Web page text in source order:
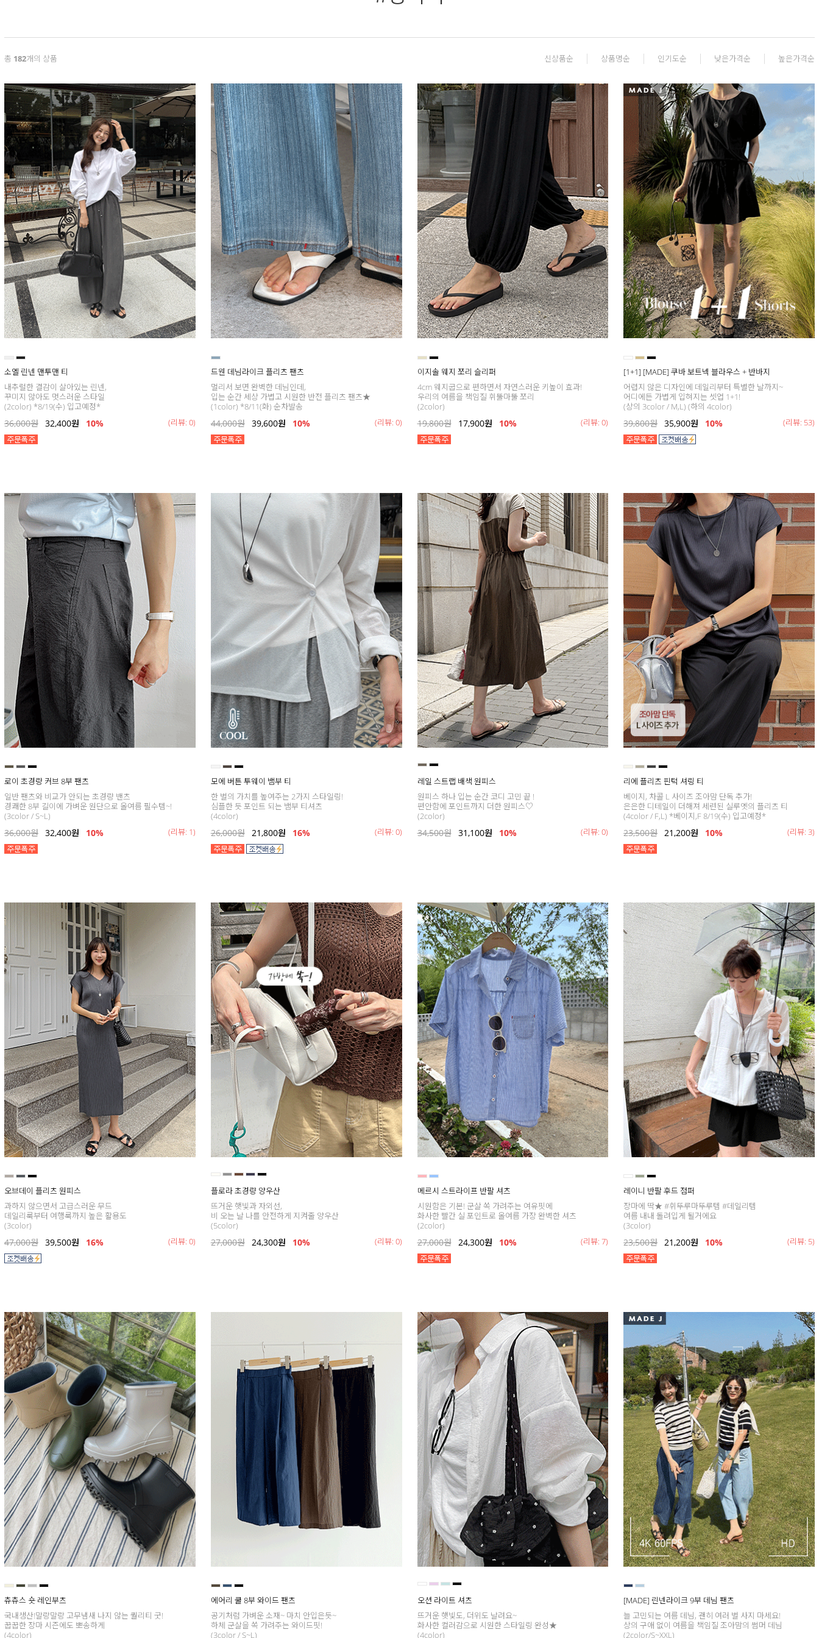
총 182개의 상품 신상품순 상품명순 인기도순 낮은가격순 높은가격순
소엘 린넨 맨투맨 티
내추럴한 결감이 살아있는 린넨,
꾸미지 않아도 멋스러운 스타일
(2color) *8/19(수) 입고예정*
36,000원 32,400원 10% (리뷰: 0)
드웬 데님라이크 플리츠 팬츠
멀리서 보면 완벽한 데님인데,
입는 순간 세상 가볍고 시원한 반전 플리츠 팬츠★
(1color) *8/11(화) 순차발송
44,000원 39,600원 10% (리뷰: 0)
이지솔 웨지 쪼리 슬리퍼
4cm 웨지굽으로 편하면서 자연스러운 키높이 효과!
우리의 여름을 책임질 휘뚤마뚤 쪼리
(2color)
19,800원 17,900원 10% (리뷰: 0)
[1+1] [MADE] 쿠바 보트넥 블라우스 + 반바지
어렵지 않은 디자인에 데일리부터 특별한 날까지~
어디에든 가볍게 입혀지는 셋업 1+1!
(상의 3color / M,L) (하의 4color)
39,800원 35,900원 10% (리뷰: 53)
로이 초경량 커브 8부 팬츠
일반 팬츠와 비교가 안되는 초경량 밴츠
경쾌한 8부 길이에 가벼운 원단으로 올여름 필수템~!
(3color / S~L)
36,000원 32,400원 10% (리뷰: 1)
모에 버튼 투웨이 뱀부 티
한 벌의 가치를 높여주는 2가지 스타일링!
심플한 듯 포인트 되는 뱀부 티셔츠
(4color)
26,000원 21,800원 16% (리뷰: 0)
레일 스트랩 배색 원피스
원피스 하나 입는 순간 코디 고민 끝 !
편안함에 포인트까지 더한 원피스♡
(2color)
34,500원 31,100원 10% (리뷰: 0)
리에 플리츠 핀턱 셔링 티
베이지, 차콜 L 사이즈 조아맘 단독 추가!
은은한 디테일이 더해져 세련된 실루엣의 플리츠 티
(4color / F,L) *베이지,F 8/19(수) 입고예정*
23,500원 21,200원 10% (리뷰: 3)
오브데이 플리츠 원피스
과하지 않으면서 고급스러운 무드
데일리룩부터 여행룩까지 높은 활용도
(3color)
47,000원 39,500원 16% (리뷰: 0)
플로라 초경량 양우산
뜨거운 햇빛과 자외선,
비 오는 날 나를 안전하게 지켜줄 양우산
(5color)
27,000원 24,300원 10% (리뷰: 0)
메르시 스트라이프 반팔 셔츠
시원함은 기본! 군살 쏙 가려주는 여유핏에
화사한 빨간 실 포인트로 올여름 가장 완벽한 셔츠
(2color)
27,000원 24,300원 10% (리뷰: 7)
레이니 반팔 후드 점퍼
장마에 딱★ #휘뚜루마뚜루템 #데일리템
여름 내내 돌려입게 될거에요
(3color)
23,500원 21,200원 10% (리뷰: 5)
츄츄스 숏 레인부츠
국내생산!말랑말랑 고무냄새 나지 않는 퀄리티 굿!
꿉꿉한 장마 시즌에도 뽀송하게
(4color)
에어리 쿨 8부 와이드 팬츠
공기처럼 가벼운 소재~ 마치 안입은듯~
하체 군살을 쏙 가려주는 와이드핏!
(3color / S~L)
오션 라이트 셔츠
뜨거운 햇빛도, 더위도 날려요~
화사한 컬러감으로 시원한 스타일링 완성★
(4color)
[MADE] 린넨라이크 9부 데님 팬츠
늘 고민되는 여름 데님, 괜히 여러 벌 사지 마세요!
상의 구애 없이 여름을 책임질 조아맘의 썸머 데님
(2color/S~XXL)